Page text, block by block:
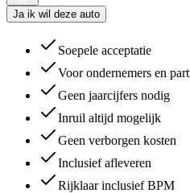
Ja ik wil deze auto
Soepele acceptatie
Voor ondernemers en
Geen jaarcijfers nodig
Inruil altijd mogelijk
Geen verborgen kosten
Inclusief afleveren
Rijklaar inclusief BPM